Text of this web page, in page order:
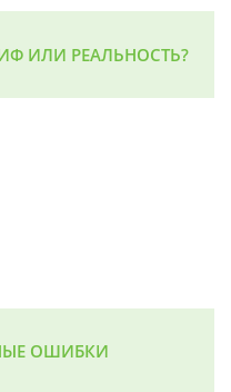
ИЛИ РЕАЛЬНОСТЬ?
ОШИБКИ